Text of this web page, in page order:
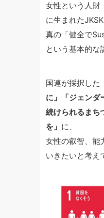
女性という人財
に生まれたJKSK
真の「健全で
という基本的な
国連が採択した
に」「ジェンダ
続けられるまち
を」 に、
女性の叡智、能
いきたいと考え